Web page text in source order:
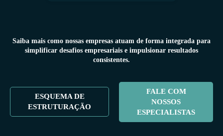
Saiba mais como nossas empresas atuam de forma integrada para
simplificar desafios empresariais e impulsionar resultados
consistentes.
ESQUEMA DE
ESTRUTURAÇÃO
FALE COM
NOSSOS
ESPECIALISTAS